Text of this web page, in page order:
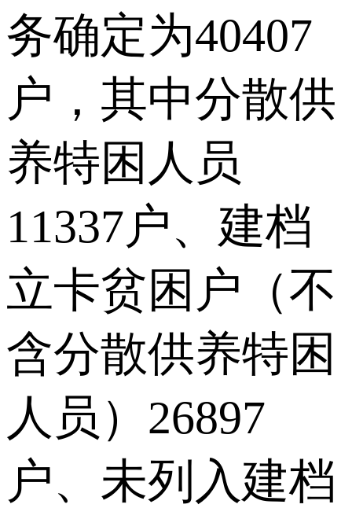
务确定为40407
户，其中分散供
养特困人员
11337户、建档
立卡贫困户（不
含分散供养特困
人员）26897
户、未列入建档